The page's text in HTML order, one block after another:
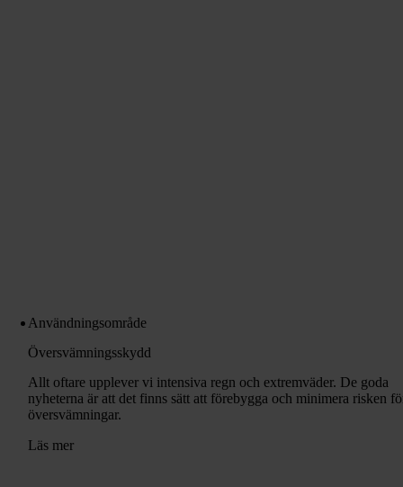
Användningsområde
Översvämningsskydd
Allt oftare upplever vi intensiva regn och extremväder. De goda
nyheterna är att det finns sätt att förebygga och minimera risken
översvämningar.
Läs mer